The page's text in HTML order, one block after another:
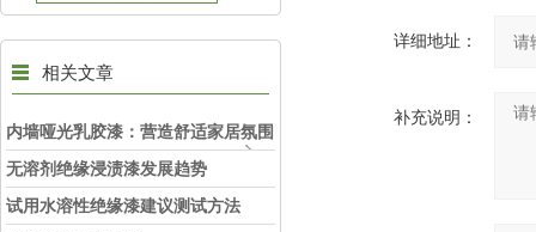
相关文章
内墙哑光乳胶漆：营造舒适家居氛围
的理想之选
无溶剂绝缘浸渍漆发展趋势
试用水溶性绝缘漆建议测试方法
详细地址：
补充说明：